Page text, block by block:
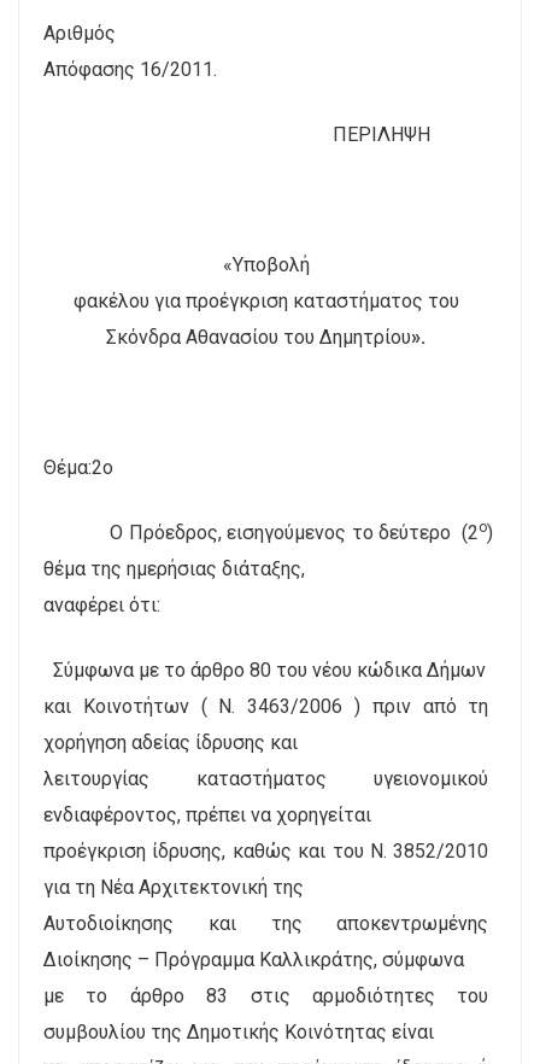
Αριθμός
Απόφασης 16/2011.
ΠΕΡΙΛΗΨΗ
«Υποβολή
φακέλου για προέγκριση καταστήματος του
Σκόνδρα Αθανασίου του Δημητρίου».
Θέμα:2ο
Ο Πρόεδρος, εισηγούμενος το δεύτερο (2ο)
θέμα της ημερήσιας διάταξης,
αναφέρει ότι:
Σύμφωνα με το άρθρο 80 του νέου κώδικα Δήμων
και Κοινοτήτων ( Ν. 3463/2006 ) πριν από τη
χορήγηση αδείας ίδρυσης και
λειτουργίας καταστήματος υγειονομικού
ενδιαφέροντος, πρέπει να χορηγείται
προέγκριση ίδρυσης, καθώς και του Ν. 3852/2010
για τη Νέα Αρχιτεκτονική της
Αυτοδιοίκησης και της αποκεντρωμένης
Διοίκησης – Πρόγραμμα Καλλικράτης, σύμφωνα
με το άρθρο 83 στις αρμοδιότητες του
συμβουλίου της Δημοτικής Κοινότητας είναι